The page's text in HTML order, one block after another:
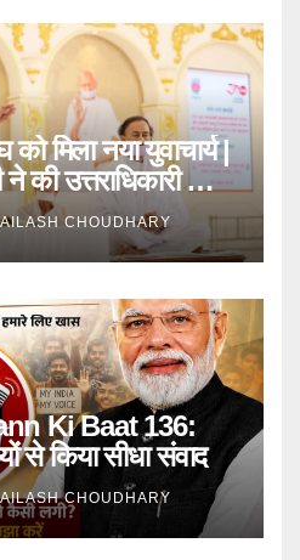
मिला नया युवाचार्य |
की उत्तराधिकारी की
CHOUDHARY
Ki Baat 136:
से किया सीधा संवाद
CHOUDHARY